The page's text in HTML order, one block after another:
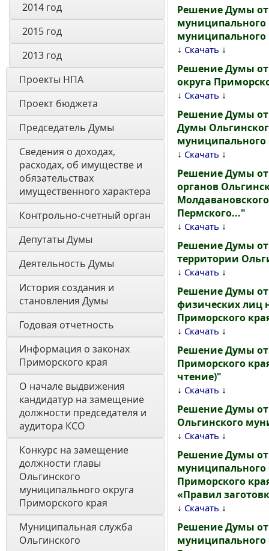
2014 год
2015 год
2013 год
Проекты НПА
Проект бюджета
Председатель Думы
Сведения о доходах,
расходах, об имуществе и
обязательствах
имущественного характера
Контрольно-счетный орган
Депутаты Думы
Деятельность Думы
История создания и
становления Думы
Годовая отчетность
Информация о законах
Приморского края
О начале выдвижения
кандидатур на замещение
должности председателя и
аудитора КСО
Конкурс на замещение
должности главы
Ольгинского
муниципального округа
Приморского края
Муниципальная служба
Ольгинского
Решение Думы
муниципального
↓ Скачать ↓
Решение Думы от
округа
↓ Скачать ↓
Решение Думы
Думы
муниципального
↓ Скачать ↓
Решение Думы
органов
Пермского..."
↓ Скачать ↓
Решение Думы от
территории
↓ Скачать ↓
Решение Думы от
физических лиц
Приморского
↓ Скачать ↓
Решение Думы от
Приморского
чтение)"
↓ Скачать ↓
Решение Думы от
Ольгинского
↓ Скачать ↓
Решение Думы от
муниципального
Приморского
«Правил
↓ Скачать ↓
Решение Думы от
муниципального